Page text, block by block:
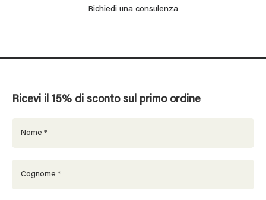
Richiedi una consulenza
Ricevi il 15% di sconto sul primo ordine